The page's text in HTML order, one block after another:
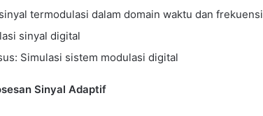
termodulasi dalam domain waktu dan frekuensi
sinyal digital
Simulasi sistem modulasi digital
Sinyal Adaptif